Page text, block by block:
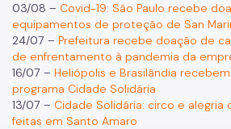
03/08 – Covid-19: São Paulo recebe
equipamentos de proteção de San
24/07 – Prefeitura recebe doação de
de enfrentamento à pandemia da
16/07 – Heliópolis e Brasilândia
programa Cidade Solidária
13/07 – Cidade Solidária: circo e alegria
feitas em Santo Amaro